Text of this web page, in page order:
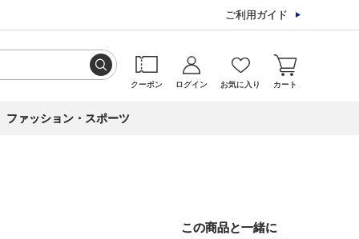
ご利用ガイド
クーポン ログイン お気に入り カート
ファッション・スポーツ
この商品と一緒に